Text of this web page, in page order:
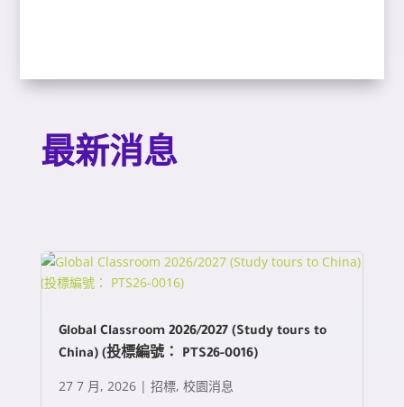
最新消息
Global Classroom 2026/2027 (Study tours to
China) (投標編號： PTS26-0016)
27 7 月, 2026| 招標, 校園消息